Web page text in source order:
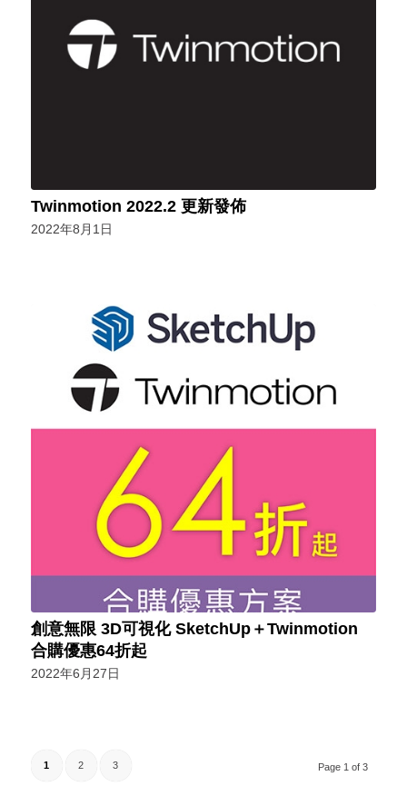
Twinmotion 2022.2 更新發佈
2022年8月1日
創意無限 3D可視化 SketchUp＋Twinmotion
合購優惠64折起
2022年6月27日
Page 1 of 3
1 2 3